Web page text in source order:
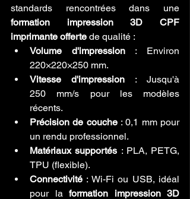
formation impression 3D CPF
imprimante offerte de qualité :
Volume d'impression : Environ
220×220×250 mm.
Vitesse d'impression : Jusqu'à
250 mm/s pour les modèles
récents.
Précision de couche : 0,1 mm pour
un rendu professionnel.
Matériaux supportés : PLA, PETG,
TPU (flexible).
Connectivité : Wi-Fi ou USB, idéal
pour la formation impression 3D